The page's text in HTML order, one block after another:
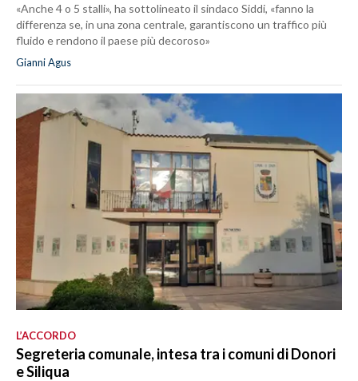
«Anche 4 o 5 stalli», ha sottolineato il sindaco Siddi, «fanno la
differenza se, in una zona centrale, garantiscono un traffico più
fluido e rendono il paese più decoroso»
Gianni Agus
L’ACCORDO
Segreteria comunale, intesa tra i comuni di Donori
e Siliqua